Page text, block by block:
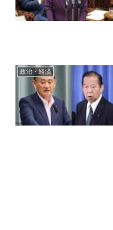
政治・経済